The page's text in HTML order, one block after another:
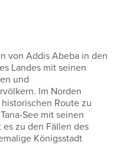
von Addis Abeba in den
Landes mit seinen
und
Im Norden
Route zu
See mit seinen
zu den Fällen des
Königsstadt